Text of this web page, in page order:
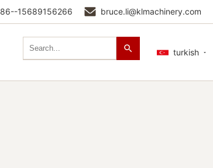
86--15689156266 bruce.li@klmachinery.com
turkish